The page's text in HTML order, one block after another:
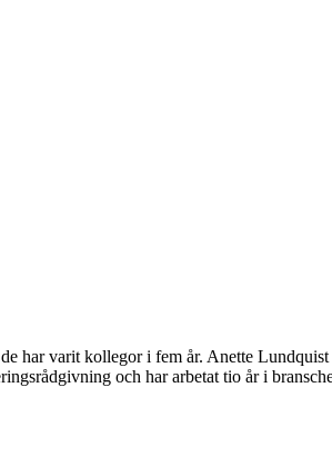
har varit kollegor i fem år. Anette Lundquist
och har arbetat tio år i